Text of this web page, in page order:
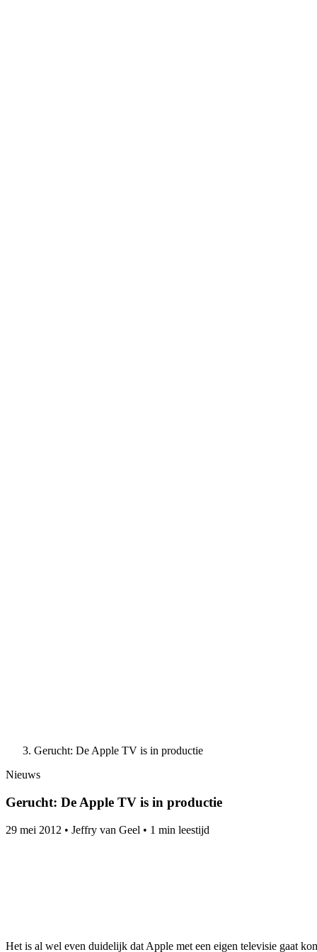
Gerucht: De Apple TV is in productie
Nieuws
Gerucht: De Apple TV is in productie
29 mei 2012 • Jeffry van Geel • 1 min leestijd
Het is al wel even duidelijk dat Apple met een eigen televisie gaat